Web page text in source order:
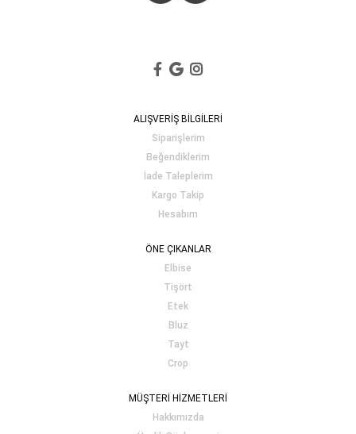
ALIŞVERİŞ BİLGİLERİ
Siparişlerim
Beğendiklerim
İade Taleplerim
Kargo Takip
Hesabım
ÖNE ÇIKANLAR
Elbise
Tişört
Etek
Bluz
Tayt
Crop
MÜŞTERİ HİZMETLERİ
Hakkımızda